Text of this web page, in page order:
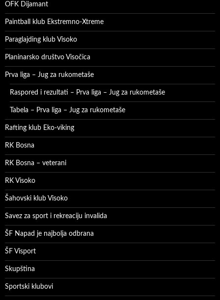
OFK Dijamant
Paintball klub Ekstremno-Xtreme
Paraglajding klub Visoko
Planinarsko društvo Visočica
Prva liga – Jug za rukometaše
Raspored i rezultati – Prva liga – Jug za rukometaše
Tabela – Prva liga – Jug za rukometaše
Rafting klub Eko-viking
RK Bosna
RK Bosna – veterani
RK Visoko
Šahovski klub Visoko
Savez za sport i rekreaciju invalida
ŠF Napad je najbolja odbrana
ŠF Visport
Skupština
Sportski klubovi